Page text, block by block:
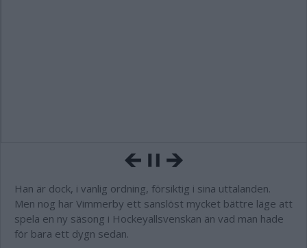
Han är dock, i vanlig ordning, försiktig i sina uttalanden.
Men nog har Vimmerby ett sanslöst mycket bättre läge att
spela en ny säsong i Hockeyallsvenskan än vad man hade
för bara ett dygn sedan.